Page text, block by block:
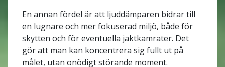
En annan fördel är att ljuddämparen bidrar till
en lugnare och mer fokuserad miljö, både för
skytten och för eventuella jaktkamrater. Det
gör att man kan koncentrera sig fullt ut på
målet, utan onödigt störande moment.